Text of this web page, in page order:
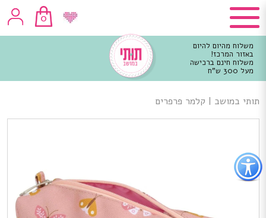
כפתור
לפתיחת
תפריט
נגישות
0
משלוח מהיום להיום
באזור המרכז!
משלוח חינם ברכישה
מעל 300 ש"ח
מרכזי
תותי במושב | קלמר פרפרים